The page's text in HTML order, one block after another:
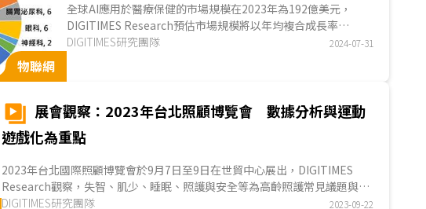
物聯網
全球AI應用於醫療保健的市場規模在2023年為192億美元，
DIGITIMES Research預估市場規模將以年均複合成長率
(CAGR) 35.8%成長至2030年的1,597億美元。台灣AI醫療...
DIGITIMES研究團隊 2024-07-31
展會觀察：2023年台北照顧博覽會 數據分析與運動
遊戲化為重點
2023年台北國際照顧博覽會於9月7日至9日在世貿中心展出，DIGITIMES
Research觀察，失智、肌少、睡眠、照護與安全等為高齡照護常見議題與科
技關注重點，照顧科技主...
DIGITIMES研究團隊 2023-09-22